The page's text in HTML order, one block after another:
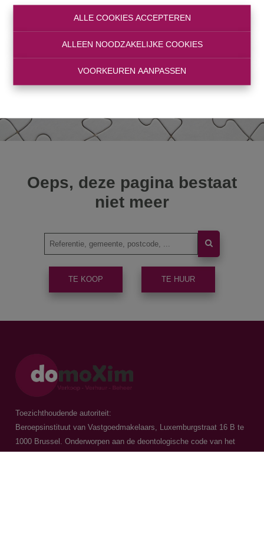
ALLE COOKIES ACCEPTEREN
ALLEEN NOODZAKELIJKE COOKIES
VOORKEUREN AANPASSEN
Oeps, deze pagina bestaat
niet meer
TE KOOP TE HUUR
Toezichthoudende autoriteit:
Beroepsinstituut van Vastgoedmakelaars, Luxemburgstraat 16 B te
1000 Brussel. Onderworpen aan de deontologische code van het